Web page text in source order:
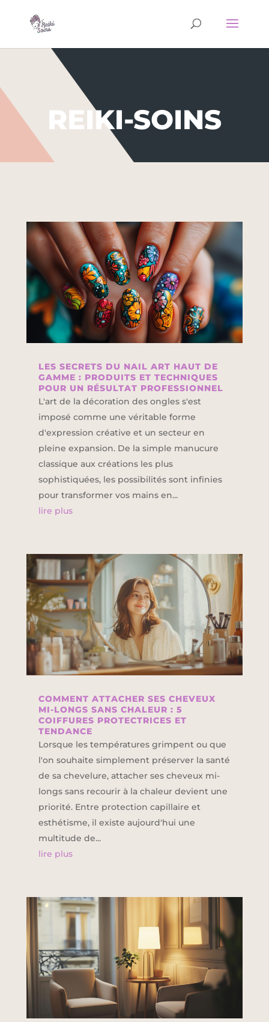
REIKI-SOINS
LES SECRETS DU NAIL ART HAUT DE
GAMME : PRODUITS ET TECHNIQUES
POUR UN RÉSULTAT PROFESSIONNEL
L'art de la décoration des ongles s'est
imposé comme une véritable forme
d'expression créative et un secteur en
pleine expansion. De la simple manucure
classique aux créations les plus
sophistiquées, les possibilités sont infinies
pour transformer vos mains en...
lire plus
COMMENT ATTACHER SES CHEVEUX
MI-LONGS SANS CHALEUR : 5
COIFFURES PROTECTRICES ET
TENDANCE
Lorsque les températures grimpent ou que
l'on souhaite simplement préserver la santé
de sa chevelure, attacher ses cheveux mi-
longs sans recourir à la chaleur devient une
priorité. Entre protection capillaire et
esthétisme, il existe aujourd'hui une
multitude de...
lire plus